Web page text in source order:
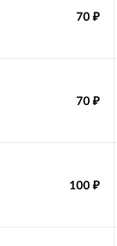
70 ₽
70 ₽
100 ₽